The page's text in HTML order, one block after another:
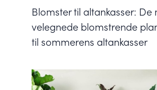
Blomster til altankasser: De
velegnede blomstrende
til sommerens altankasser